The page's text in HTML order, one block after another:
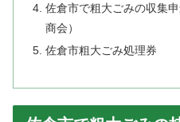
佐倉市で粗大ごみの収集
商会）
佐倉市粗大ごみ処理券